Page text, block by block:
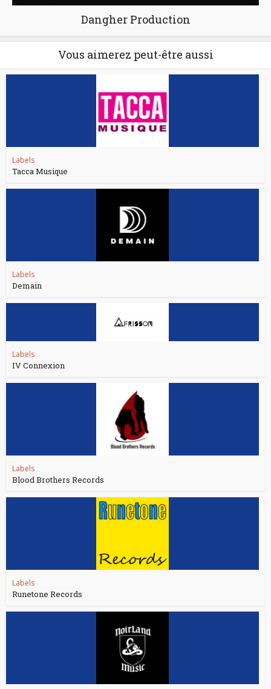
Dangher Production
Vous aimerez peut-être aussi
Labels
Tacca Musique
Labels
Demain
Labels
IV Connexion
Labels
Blood Brothers Records
Labels
Runetone Records